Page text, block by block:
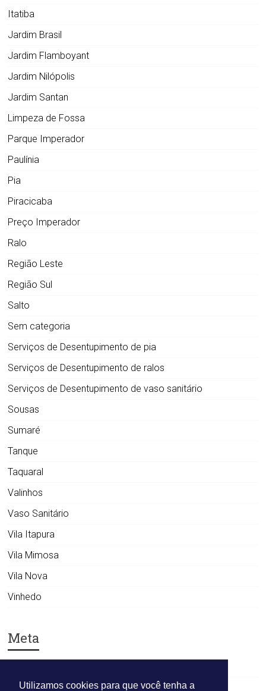
Itatiba
Jardim Brasil
Jardim Flamboyant
Jardim Nilópolis
Jardim Santan
Limpeza de Fossa
Parque Imperador
Paulínia
Pia
Piracicaba
Preço Imperador
Ralo
Região Leste
Região Sul
Salto
Sem categoria
Serviços de Desentupimento de pia
Serviços de Desentupimento de ralos
Serviços de Desentupimento de vaso sanitário
Sousas
Sumaré
Tanque
Taquaral
Valinhos
Vaso Sanitário
Vila Itapura
Vila Mimosa
Vila Nova
Vinhedo
Meta
Feed de posts
Utilizamos cookies para que você tenha a